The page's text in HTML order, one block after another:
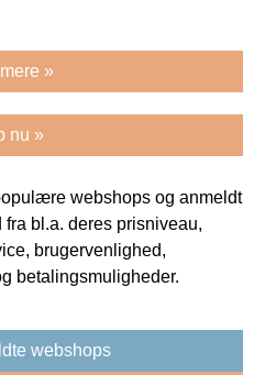
»
nu »
webshops og anmeldt
bl.a. deres prisniveau,
brugervenlighed,
betalingsmuligheder.
webshops